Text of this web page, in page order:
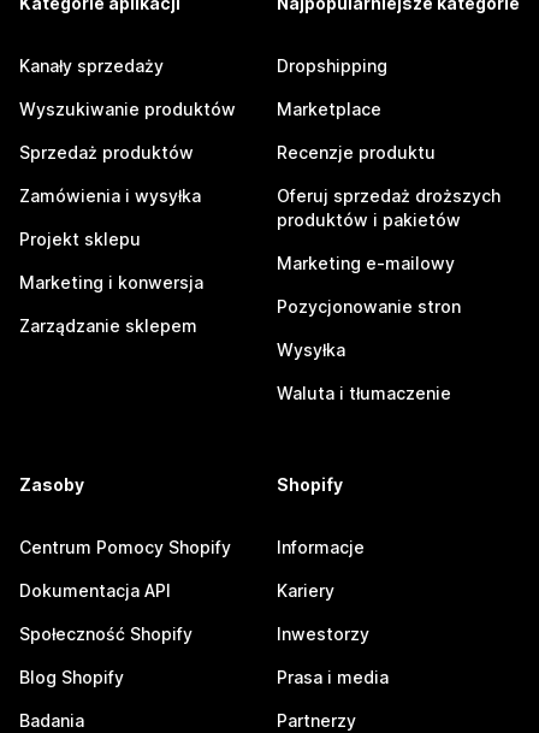
Kanały sprzedaży
Wyszukiwanie produktów
Sprzedaż produktów
Zamówienia i wysyłka
Projekt sklepu
Marketing i konwersja
Zarządzanie sklepem
Dropshipping
Marketplace
Recenzje produktu
Oferuj sprzedaż droższych
produktów i pakietów
Marketing e-mailowy
Pozycjonowanie stron
Wysyłka
Waluta i tłumaczenie
Zasoby
Centrum Pomocy Shopify
Dokumentacja API
Społeczność Shopify
Blog Shopify
Badania
Shopify
Informacje
Kariery
Inwestorzy
Prasa i media
Partnerzy